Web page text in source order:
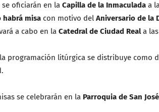
oficiarán en la Capilla de la Inmaculada a
habrá misa con motivo del Aniversario de la
a cabo en la Catedral de Ciudad Reala las
programación litúrgica se distribuye como
se celebrarán en la Parroquia de San José